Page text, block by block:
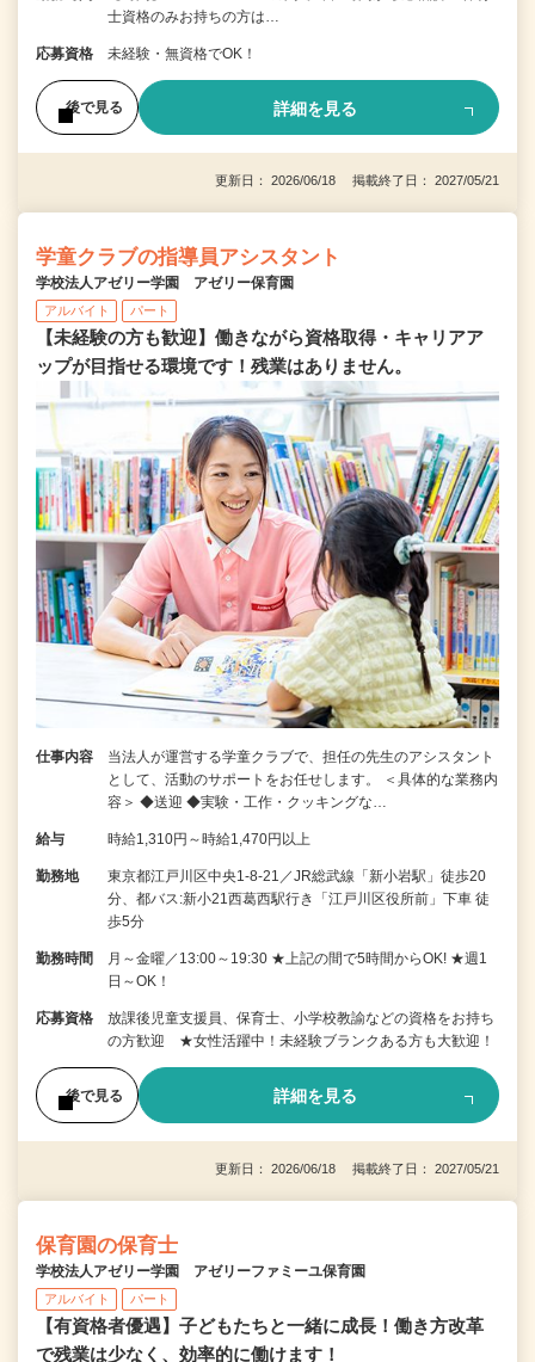
士資格のみお持ちの方は…
応募資格 未経験・無資格でOK！
後で見る 詳細を見る
更新日： 2026/06/18 掲載終了日： 2027/05/21
学童クラブの指導員アシスタント
学校法人アゼリー学園 アゼリー保育園
アルバイト パート
【未経験の方も歓迎】働きながら資格取得・キャリアア
ップが目指せる環境です！残業はありません。
仕事内容
当法人が運営する学童クラブで、担任の先生のアシスタント
として、活動のサポートをお任せします。 ＜具体的な業務内
容＞ ◆送迎 ◆実験・工作・クッキングな…
給与 時給1,310円～時給1,470円以上
勤務地
東京都江戸川区中央1-8-21／JR総武線「新小岩駅」徒歩20
分、都バス:新小21西葛西駅行き「江戸川区役所前」下車 徒
歩5分
勤務時間
月～金曜／13:00～19:30 ★上記の間で5時間からOK! ★週1
日～OK！
応募資格
放課後児童支援員、保育士、小学校教諭などの資格をお持ち
の方歓迎 ★女性活躍中！未経験ブランクある方も大歓迎！
後で見る 詳細を見る
更新日： 2026/06/18 掲載終了日： 2027/05/21
保育園の保育士
学校法人アゼリー学園 アゼリーファミーユ保育園
アルバイト パート
【有資格者優遇】子どもたちと一緒に成長！働き方改革
で残業は少なく、効率的に働けます！